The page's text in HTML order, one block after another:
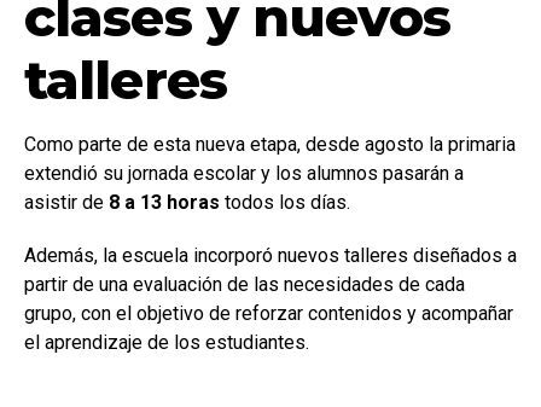
clases y nuevos
talleres
Como parte de esta nueva etapa, desde agosto la primaria
extendió su jornada escolar y los alumnos pasarán a
asistir de 8 a 13 horas todos los días.
Además, la escuela incorporó nuevos talleres diseñados a
partir de una evaluación de las necesidades de cada
grupo, con el objetivo de reforzar contenidos y acompañar
el aprendizaje de los estudiantes.